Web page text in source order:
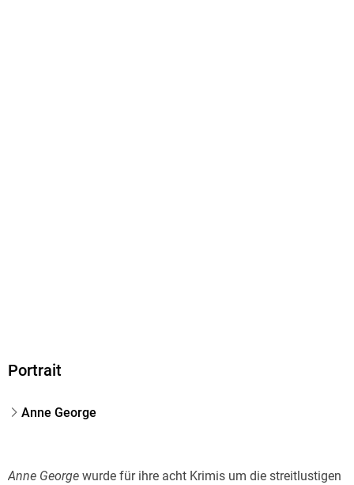
Portrait
Anne George
Anne George wurde für ihre acht Krimis um die streitlustigen